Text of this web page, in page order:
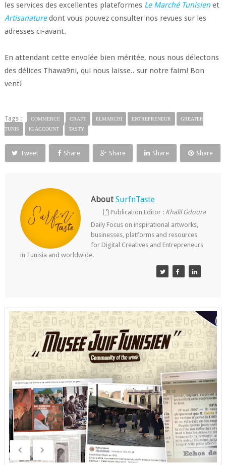
les services des excellentes plateformes Le Marché Tunisienet
Artisanaturedont vous pouvez consulter nos revues sur les
adresses ci-avant.
En attendant cette envolée bien méritée, nous nous délectons
des délices Thawa9ni, qui nous laisse.. sur notre faim! Bon
vent!
Tags : COMMERCE CRAFT ELMARCHI ENTREPRENEUR
GREATER
TUNIS
IG ACCOUNT TASTY
Tweet Share Share Share Share
About SurfnTaste
Publication Editor : Khalil Gdoura
Daily Focus on inspirational artworks,
businesses, platforms and resources
for Digital Creatives and Entrepreneurs
in Tunisia and worldwide.